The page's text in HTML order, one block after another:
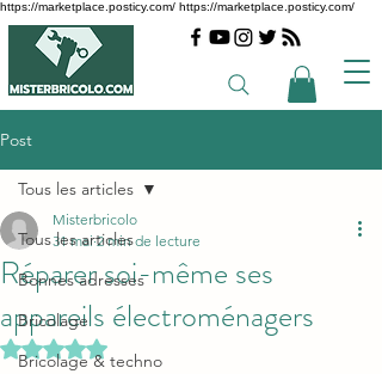
https://marketplace.posticy.com/ https://marketplace.posticy.com/
Post
Tous les articles
Bonnes adresses
Bricolage
Bricolage & techno
Tous les articles
Réparer soi-même ses
appareils électroménagers
Misterbricolo
31 mai 2 min de lecture
Noté NaN étoiles sur 5.